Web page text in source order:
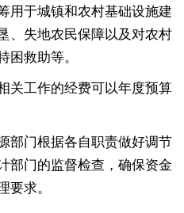
于城镇和农村基础设施建
、失地农民保障以及对农村
困救助等。
工作的经费可以年度预算
门根据各自职责做好调节
部门的监督检查，确保资金
要求。